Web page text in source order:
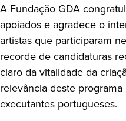
A Fundação GDA
apoiados e agradece o
artistas que participaram
recorde de candidaturas
claro da vitalidade da
relevância deste
executantes portugueses.